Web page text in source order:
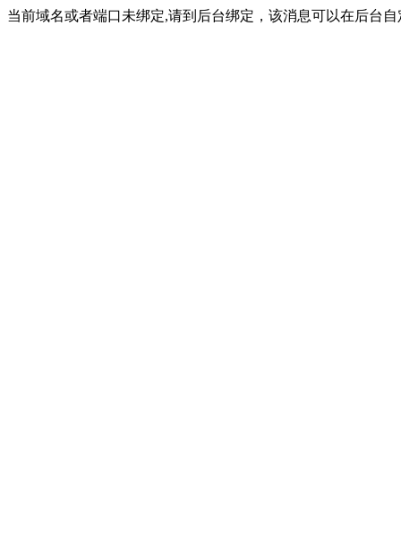
当前域名或者端口未绑定,请到后台绑定，该消息可以在后台自